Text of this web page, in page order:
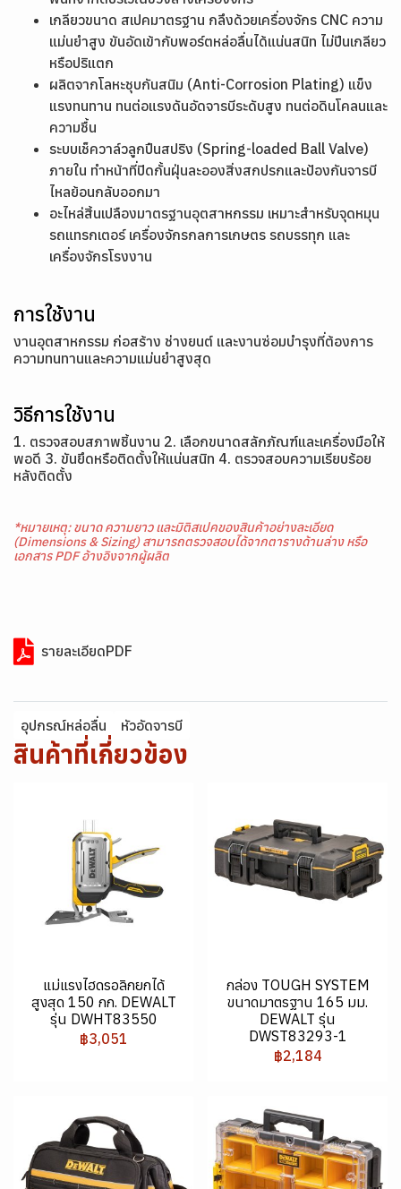
เกลียวขนาด สเปคมาตรฐาน กลึงด้วยเครื่องจักร CNC ความ
แม่นยำสูง ขันอัดเข้ากับพอร์ตหล่อลื่นได้แน่นสนิท ไม่ปีนเกลียว
หรือปริแตก
ผลิตจากโลหะชุบกันสนิม (Anti-Corrosion Plating) แข็ง
แรงทนทาน ทนต่อแรงดันอัดจารบีระดับสูง ทนต่อดินโคลนและ
ความชื้น
ระบบเช็ควาล์วลูกปืนสปริง (Spring-loaded Ball Valve)
ภายใน ทำหน้าที่ปิดกั้นฝุ่นละอองสิ่งสกปรกและป้องกันจารบี
ไหลย้อนกลับออกมา
อะไหล่สิ้นเปลืองมาตรฐานอุตสาหกรรม เหมาะสำหรับจุดหมุน
รถแทรกเตอร์ เครื่องจักรกลการเกษตร รถบรรทุก และ
เครื่องจักรโรงงาน
การใช้งาน
งานอุตสาหกรรม ก่อสร้าง ช่างยนต์ และงานซ่อมบำรุงที่ต้องการ
ความทนทานและความแม่นยำสูงสุด
วิธีการใช้งาน
1. ตรวจสอบสภาพชิ้นงาน 2. เลือกขนาดสลักภัณฑ์และเครื่องมือให้
พอดี 3. ขันยึดหรือติดตั้งให้แน่นสนิท 4. ตรวจสอบความเรียบร้อย
หลังติดตั้ง
*หมายเหตุ: ขนาด ความยาว และมิติสเปคของสินค้าอย่างละเอียด
(Dimensions & Sizing) สามารถตรวจสอบได้จากตารางด้านล่าง หรือ
เอกสาร PDF อ้างอิงจากผู้ผลิต
รายละเอียดPDF
อุปกรณ์หล่อลื่น หัวอัดจารบี
สินค้าที่เกี่ยวข้อง
แม่แรงไฮดรอลิกยกได้
สูงสุด 150 กก. DEWALT
รุ่น DWHT83550
฿3,051
กล่อง TOUGH SYSTEM
ขนาดมาตรฐาน 165 มม.
DEWALT รุ่น
DWST83293-1
฿2,184